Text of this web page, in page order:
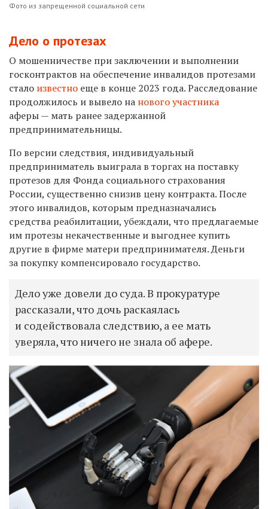
Фото из запрещенной социальной сети
Дело о протезах
О мошенничестве при заключении и выполнении
госконтрактов на обеспечение инвалидов протезами
стало известно еще в конце 2023 года. Расследование
продолжилось и вывело на нового участника
аферы — мать ранее задержанной
предпринимательницы.
По версии следствия, индивидуальный
предприниматель выиграла в торгах на поставку
протезов для Фонда социального страхования
России, существенно снизив цену контракта. После
этого инвалидов, которым предназначались
средства реабилитации, убеждали, что предлагаемые
им протезы некачественные и выгоднее купить
другие в фирме матери предпринимателя. Деньги
за покупку компенсировало государство.
Дело уже довели до суда. В прокуратуре
рассказали, что дочь раскаялась
и содействовала следствию, а ее мать
уверяла, что ничего не знала об афере.